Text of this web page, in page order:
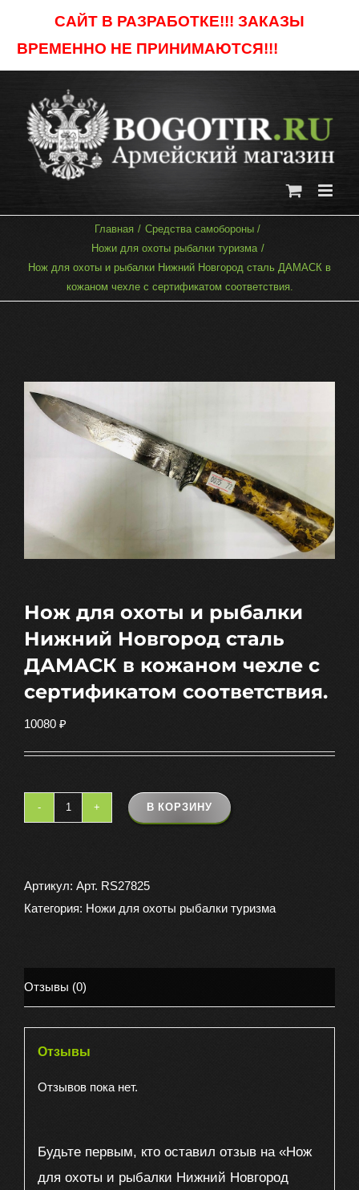
САЙТ В РАЗРАБОТКЕ!!! ЗАКАЗЫ
ВРЕМЕННО НЕ ПРИНИМАЮТСЯ!!!
content
Главная
Средства самобороны
Ножи для охоты рыбалки туризма
Нож для охоты и рыбалки Нижний Новгород сталь ДАМАСК в
кожаном чехле с сертификатом соответствия.
Нож для охоты и рыбалки
Нижний Новгород сталь
ДАМАСК в кожаном чехле с
сертификатом соответствия.
10080 ₽
Количество
для
охоты
Новгород
кожаном
сертификатом
соответствия.
В КОРЗИНУ
Артикул: Арт. RS27825
Категория: Ножи для охоты рыбалки туризма
Отзывы (0)
Отзывы
Отзывов пока нет.
Будьте первым, кто оставил отзыв на «Нож
для охоты и рыбалки Нижний Новгород